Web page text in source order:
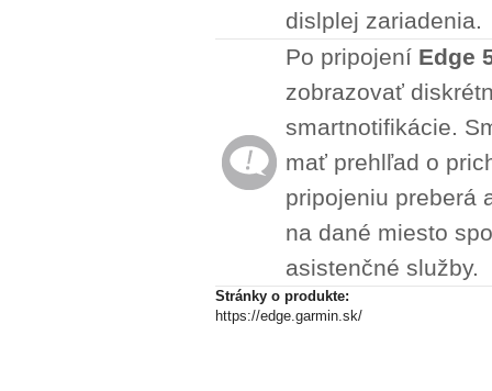
dislplej zariadenia.
Po pripojení Edge
zobrazovať
smartnotifikácie.
mať prehlľad o
pripojeniu preberá
na dané miesto
asistenčné služby.
Stránky o produkte:
https://edge.garmin.sk/